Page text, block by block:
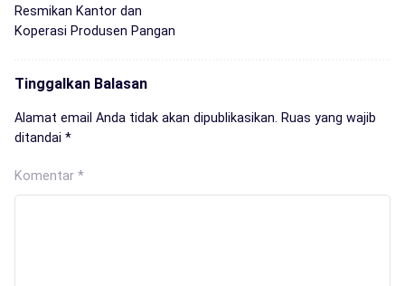
Resmikan Kantor dan
Koperasi Produsen Pangan
Tinggalkan Balasan
Alamat email Anda tidak akan dipublikasikan. Ruas yang wajib
ditandai *
Komentar *